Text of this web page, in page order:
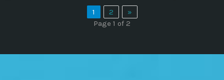
1
2
»
Page 1 of 2